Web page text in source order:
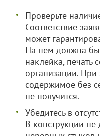
Проверьте
Соответствие
может
На нем должна
наклейка,
организации. При
содержимое без
не получится.
Убедитесь в
В конструкции не